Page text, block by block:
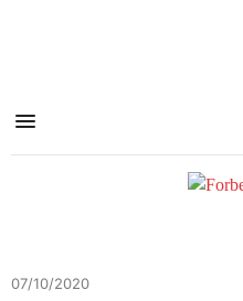
07/10/2020